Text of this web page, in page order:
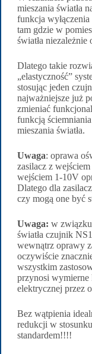
mieszania światła
funkcja
tam gdzie w
światła
Dlatego takie
„elastyczność”
stosując jeden
najważniejsze już
zmieniać
funkcją
mieszania światła.
Uwaga: oprawa
zasilacz z
wejściem 1-10V
Dlatego dla
czy mogą one być
Uwaga: w
światła czujnik
wewnątrz oprawy
oczywiście
wszystkim
przynosi wymierne
elektrycznej przez
Bez wątpienia
redukcji w
standardem!!!!